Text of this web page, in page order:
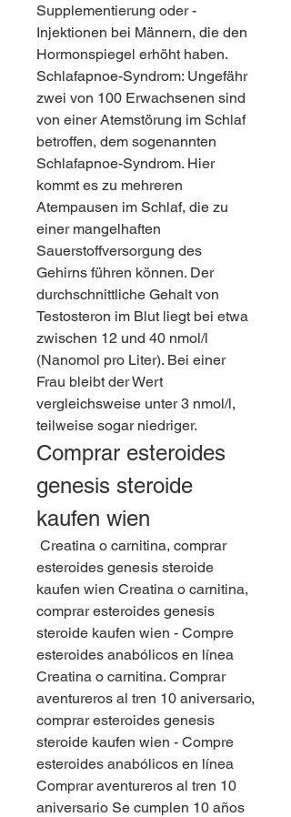
Supplementierung oder -
Injektionen bei Männern, die den
Hormonspiegel erhöht haben.
Schlafapnoe-Syndrom: Ungefähr
zwei von 100 Erwachsenen sind
von einer Atemstörung im Schlaf
betroffen, dem sogenannten
Schlafapnoe-Syndrom. Hier
kommt es zu mehreren
Atempausen im Schlaf, die zu
einer mangelhaften
Sauerstoffversorgung des
Gehirns führen können. Der
durchschnittliche Gehalt von
Testosteron im Blut liegt bei etwa
zwischen 12 und 40 nmol/l
(Nanomol pro Liter). Bei einer
Frau bleibt der Wert
vergleichsweise unter 3 nmol/l,
teilweise sogar niedriger.
Comprar esteroides
genesis steroide
kaufen wien
esteroides genesis steroide
kaufen wien Creatina o carnitina,
comprar esteroides genesis
steroide kaufen wien - Compre
esteroides anabólicos en línea
Creatina o carnitina. Comprar
aventureros al tren 10 aniversario,
comprar esteroides genesis
steroide kaufen wien - Compre
esteroides anabólicos en línea
Comprar aventureros al tren 10
aniversario Se cumplen 10 años